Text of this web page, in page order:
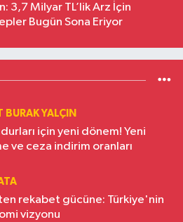
3,7 Milyar TL’lik Arz İçin
Bugün Sona Eriyor
BURAK YALÇIN
için yeni dönem! Yeni
ve ceza indirim oranları
rekabet gücüne: Türkiye'nin
vizyonu